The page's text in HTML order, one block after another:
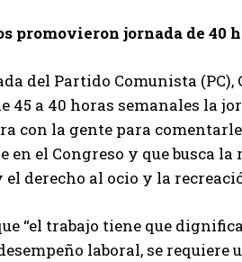
promovieron jornada de 40
del Partido Comunista
45 a 40 horas semanales la
con la gente para
en el Congreso y que busca
derecho al ocio y la
“el trabajo tiene que
laboral, se requiere